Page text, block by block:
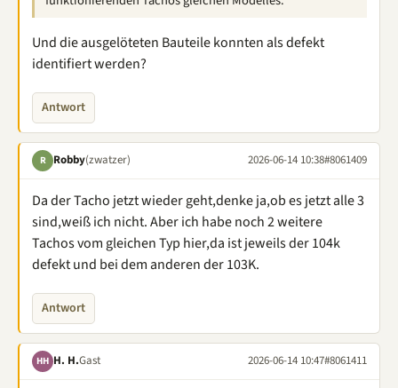
Und die ausgelöteten Bauteile konnten als defekt
identifiert werden?
Antwort
R Robby(zwatzer) 2026-06-14 10:38#8061409
Da der Tacho jetzt wieder geht,denke ja,ob es jetzt alle 3
sind,weiß ich nicht. Aber ich habe noch 2 weitere
Tachos vom gleichen Typ hier,da ist jeweils der 104k
defekt und bei dem anderen der 103K.
Antwort
HH H. H.Gast 2026-06-14 10:47#8061411